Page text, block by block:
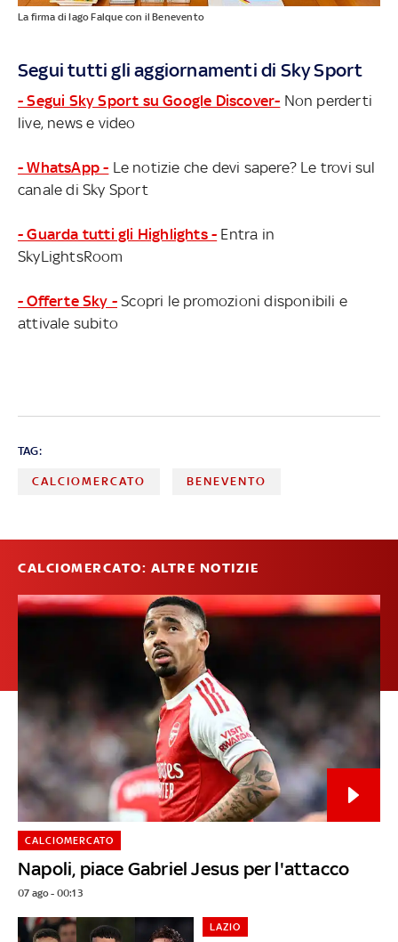
La firma di Iago Falque con il Benevento
Segui tutti gli aggiornamenti di Sky Sport
- Segui Sky Sport su Google Discover- Non perderti
live, news e video
- WhatsApp - Le notizie che devi sapere? Le trovi sul
canale di Sky Sport
- Guarda tutti gli Highlights - Entra in
SkyLightsRoom
- Offerte Sky - Scopri le promozioni disponibili e
attivale subito
TAG:
CALCIOMERCATO BENEVENTO
CALCIOMERCATO: ALTRE NOTIZIE
Napoli, piace Gabriel Jesus per l'attacco
CALCIOMERCATO
07 ago - 00:13
LAZIO